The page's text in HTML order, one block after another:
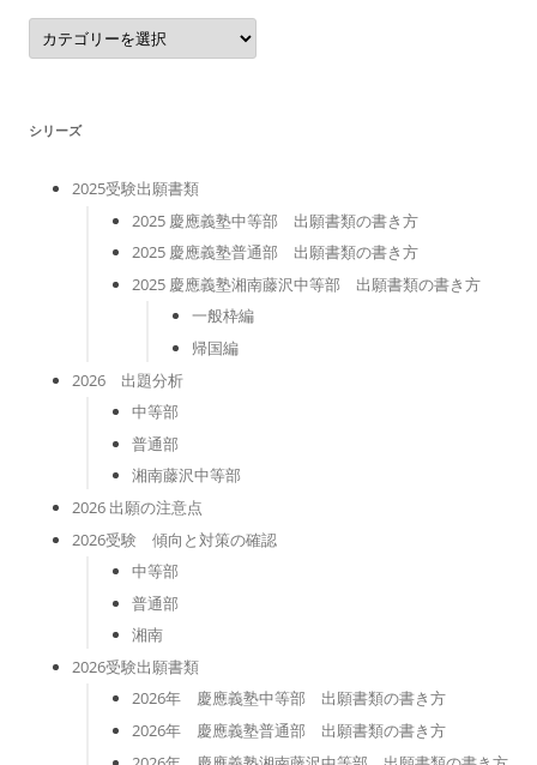
カ
テ
ゴ
シリーズ
2025受験出願書類
2025 慶應義塾中等部 出願書類の書き方
2025 慶應義塾普通部 出願書類の書き方
2025 慶應義塾湘南藤沢中等部 出願書類の書き方
一般枠編
帰国編
2026 出題分析
中等部
普通部
湘南藤沢中等部
2026 出願の注意点
2026受験 傾向と対策の確認
中等部
普通部
湘南
2026受験出願書類
2026年 慶應義塾中等部 出願書類の書き方
2026年 慶應義塾普通部 出願書類の書き方